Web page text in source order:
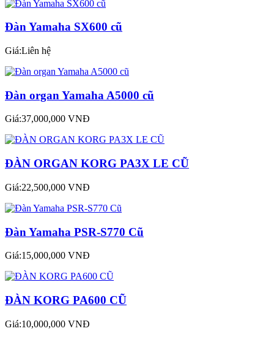
Đàn Yamaha SX600 cũ
Giá:Liên hệ
Đàn organ Yamaha A5000 cũ
Giá:37,000,000 VNĐ
ĐÀN ORGAN KORG PA3X LE CŨ
Giá:22,500,000 VNĐ
Đàn Yamaha PSR-S770 Cũ
Giá:15,000,000 VNĐ
ĐÀN KORG PA600 CŨ
Giá:10,000,000 VNĐ